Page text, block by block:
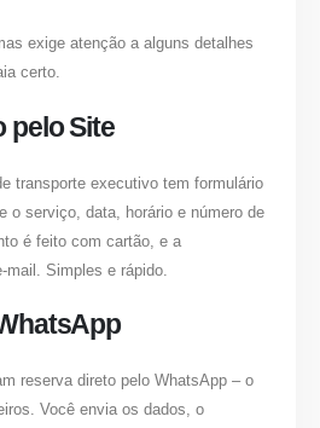
exige atenção a alguns detalhes
certo.
pelo Site
transporte executivo tem formulário
o serviço, data, horário e número de
é feito com cartão, e a
Simples e rápido.
reserva direto pelo WhatsApp – o
Você envia os dados, o